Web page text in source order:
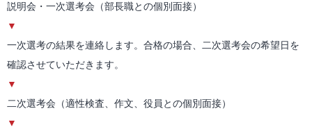
説明会・一次選考会（部長職との個別面接）
▼
一次選考の結果を連絡します。合格の場合、二次選考会の希望日を
確認させていただきます。
▼
二次選考会（適性検査、作文、役員との個別面接）
▼